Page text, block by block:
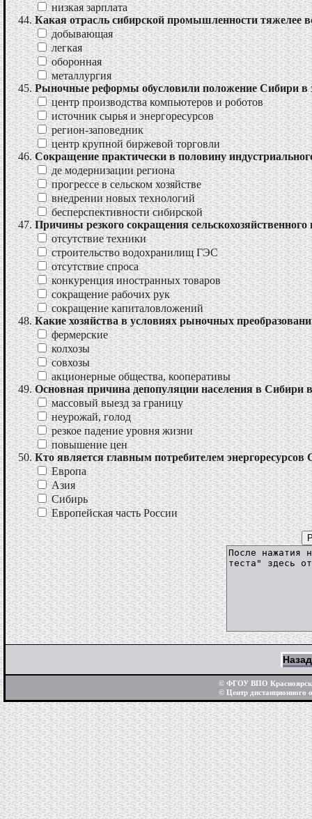
низкая зарплата
Какая отрасль сибирской промышленности тяжелее
добывающая
легкая
оборонная
металлургия
Рыночные реформы обусловили положение Сибири в
центр производства компьютеров и роботов
источник сырья и энергоресурсов
регион-заповедник
центр крупной биржевой торговли
Сокращение практически в половину
де модернизации региона
прогрессе в сельском хозяйстве
внедрении новых технологий
бесперспективности сибирской
Причины резкого сокращения сельскохозяйственного
отсутствие техники
строительство водохранилищ ГЭС
отсутствие спроса
конкуренция иностранных товаров
сокращение рабочих рук
сокращение капиталовложений
Какие хозяйства в условиях рыночных
фермерские
колхозы
совхозы
акционерные общества, кооперативы
Основная причина депопуляции населения в Сибири в
массовый выезд за границу
неурожай, голод
резкое падение уровня жизни
повышение цен
Кто является главным потребителем энергоресурсов
Европа
Азия
Сибирь
Европейская часть России
Назад
© ФГОУ ВПО
© Центр дистанционного